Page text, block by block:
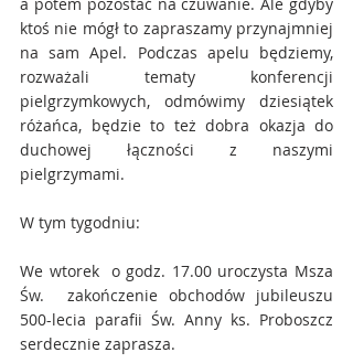
ktoś nie mógł to zapraszamy przynajmniej
na sam Apel. Podczas apelu będziemy,
rozważali tematy konferencji
pielgrzymkowych, odmówimy dziesiątek
różańca, będzie to też dobra okazja do
duchowej łączności z naszymi
pielgrzymami.
W tym tygodniu:
We wtorek  o godz. 17.00 uroczysta Msza
Św.  zakończenie obchodów jubileuszu
500-lecia parafii Św. Anny ks. Proboszcz
serdecznie zaprasza.